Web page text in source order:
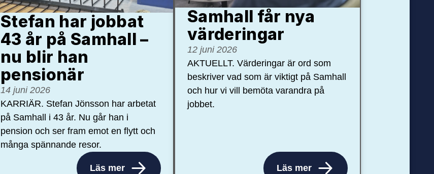
Stefan har jobbat
43 år på Samhall –
nu blir han
pensionär
14 juni 2026
KARRIÄR. Stefan Jönsson har arbetat
på Samhall i 43 år. Nu går han i
pension och ser fram emot en flytt och
många spännande resor.
Läs mer
Samhall får nya
värdering­ar
12 juni 2026
AKTUELLT. Värderingar är ord som
beskriver vad som är viktigt på Samhall
och hur vi vill bemöta varandra på
jobbet.
Läs mer